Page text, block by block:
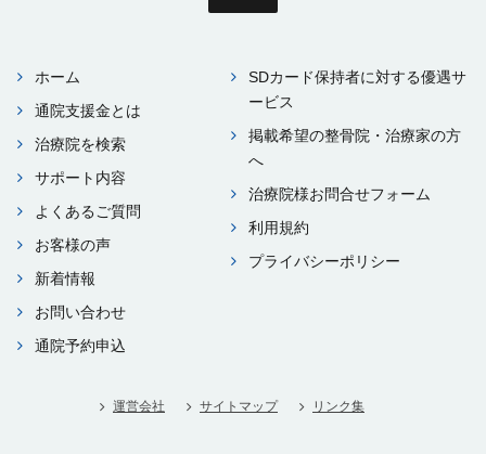
ホーム
通院⽀援⾦とは
治療院を検索
サポート内容
よくあるご質問
お客様の声
新着情報
お問い合わせ
通院予約申込
SDカード保持者に対する優遇サ
ービス
掲載希望の整⾻院・治療家の⽅
へ
治療院様お問合せフォーム
利⽤規約
プライバシーポリシー
運営会社 サイトマップ リンク集